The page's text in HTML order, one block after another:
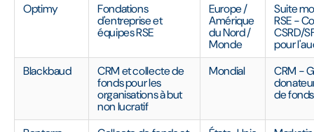
Optimy
Fondations
d'entreprise et
équipes RSE
Europe /
Amérique
du Nord /
Monde
Suite
RSE -
CSRD/
pour
Blackbaud
CRM et collecte de
fonds pour les
organisations à but
non lucratif
Mondial
CRM -
de fonds